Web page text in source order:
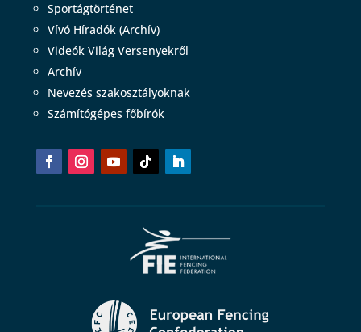
Sportágtörténet
Vívó Híradók (Archív)
Videók Világ Versenyekről
Archív
Nevezés szakosztályoknak
Számítógépes főbírók